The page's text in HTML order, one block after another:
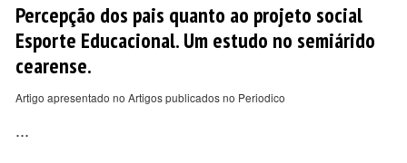
Percepção dos pais quanto ao projeto social
Esporte Educacional. Um estudo no semiárido
cearense.
Artigo apresentado no Artigos publicados no Periodico
...